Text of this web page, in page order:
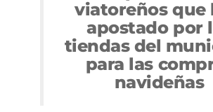
viatoreños que
apostado por
tiendas del
para las
navideñas